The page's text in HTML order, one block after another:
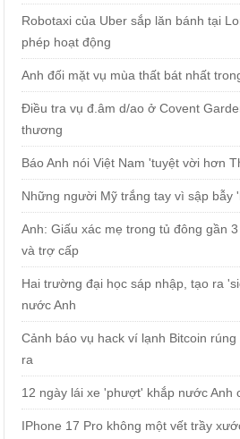
Robotaxi của Uber sắp lăn bánh tại
phép hoạt động
Anh đối mặt vụ mùa thất bát nhất
Điều tra vụ đ.âm d/ao ở Covent
thương
Báo Anh nói Việt Nam 'tuyệt vời hơn
Những người Mỹ trắng tay vì sập bẫy
Anh: Giấu xác mẹ trong tủ đông gần
và trợ cấp
Hai trường đại học sáp nhập, tạo ra
nước Anh
Cảnh báo vụ hack ví lạnh Bitcoin
ra
12 ngày lái xe 'phượt' khắp nước Anh
IPhone 17 Pro không một vết trầy